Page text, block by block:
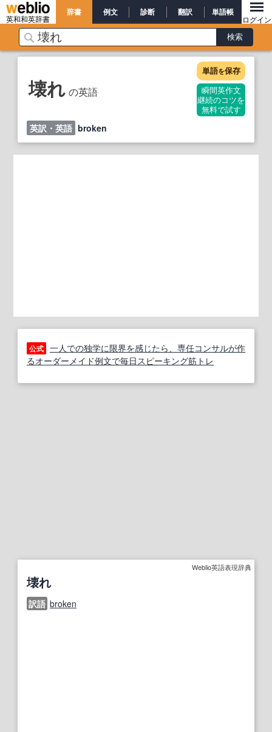
英和和英辞書
辞書 例文 診断 翻訳 単語帳
ログイン
壊れ の英語
単語を保存
瞬間英作文
継続のコツを
無料で試す
英訳・英語 broken
公式 一人での独学に限界を感じたら、専任コンサルが作
るオーダーメイド例文で毎日スピーキング筋トレ
Weblio英語表現辞典
壊れ
訳語 broken